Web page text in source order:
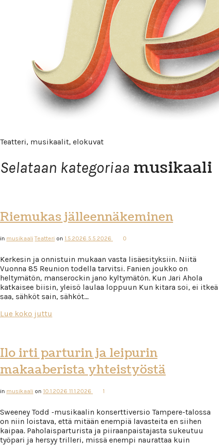
Teatteri, musikaalit, elokuvat
Selataan kategoriaa musikaali
Riemukas jälleennäkeminen
in musikaali Teatteri on 1.5.2026 5.5.2026 0
Kerkesin ja onnistuin mukaan vasta lisäesityksiin. Niitä
Vuonna 85 Reunion todella tarvitsi. Fanien joukko on
heltymätön, manserockin jano kyltymätön. Kun Jari Ahola
katkaisee biisin, yleisö laulaa loppuun Kun kitara soi, ei itkeä
saa, sähköt sain, sähköt…
Lue koko juttu
Ilo irti parturin ja leipurin
makaaberista yhteistyöstä
in musikaali on 10.1.2026 11.1.2026 1
Sweeney Todd -musikaalin konserttiversio Tampere-talossa
on niin loistava, että mitään enempiä lavasteita en siihen
kaipaa. Paholaisparturista ja piiraanpaistajasta sukeutuu
työpari ja hersyy trilleri, missä enempi naurattaa kuin